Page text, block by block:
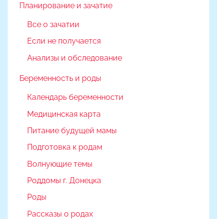
Планирование и зачатие
Все о зачатии
Если не получается
Анализы и обследование
Беременность и роды
Календарь беременности
Медицинская карта
Питание будущей мамы
Подготовка к родам
Волнующие темы
Роддомы г. Донецка
Роды
Рассказы о родах